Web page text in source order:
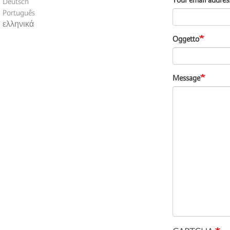
Português
ελληνικά
Oggetto
Message